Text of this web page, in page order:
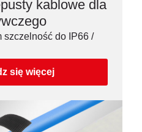
kablowe dla
szczelność do IP66 /
się więcej